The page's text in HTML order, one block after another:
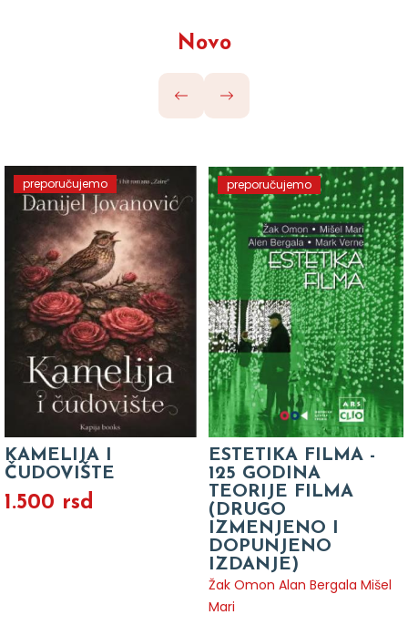
Novo
preporučujemo
KAMELIJA I
ČUDOVIŠTE
1.500 rsd
preporučujemo
ESTETIKA FILMA -
125 GODINA
TEORIJE FILMA
(DRUGO
IZMENJENO I
DOPUNJENO
IZDANJE)
Žak Omon Alan Bergala Mišel
Mari